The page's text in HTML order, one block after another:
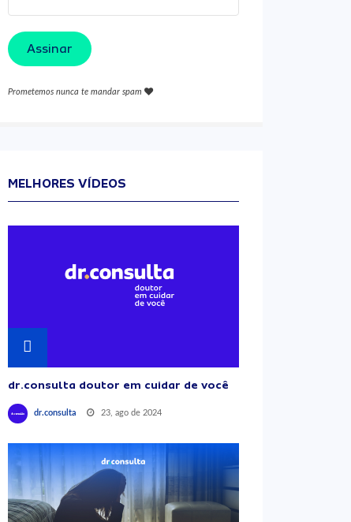
Assinar
Prometemos nunca te mandar spam
MELHORES VÍDEOS
dr.consulta doutor em cuidar de você
dr.consulta 23, ago de 2024